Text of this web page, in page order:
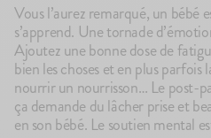
Vous l’aurez remarqué, un bébé
s’apprend. Une tornade
Ajoutez une bonne dose de
bien les choses et en plus
nourrir un nourrisson… Le post-
ça demande du lâcher prise et
en son bébé. Le soutien mental